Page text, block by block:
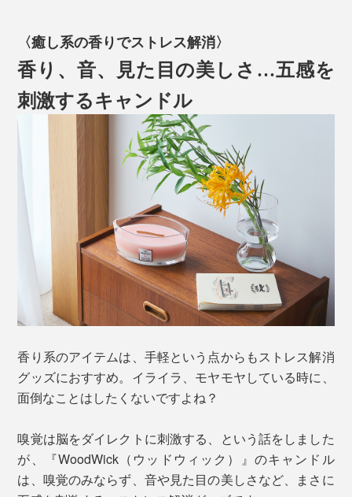
〈癒し系の香りでストレス解消〉
香り、音、見た目の美しさ…五感を
刺激するキャンドル
香り系のアイテムは、手軽という点からもストレス解消
グッズにおすすめ。イライラ、モヤモヤしている時に、
面倒なことはしたくないですよね？
嗅覚は脳をダイレクトに刺激する、という話をしました
が、『WoodWick（ウッドウィック）』のキャンドル
は、嗅覚のみならず、音や見た目の美しさなど、まさに